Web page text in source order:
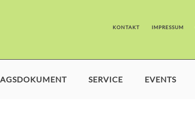
KONTAKT IMPRESSUM
SERVICE EVENTS